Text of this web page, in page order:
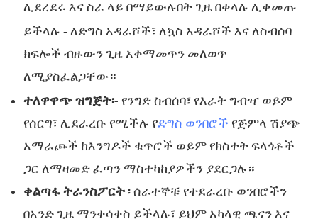
ሊደረደሩ እና ስራ ላይ በማይውሉበት ጊዜ በቀላሉ ሊቀመጡ
ይችላሉ - ለድግስ አዳራሾች፣ ለኳስ አዳራሾች እና ለስብሰባ
ክፍሎች ብዙውን ጊዜ አቀማመጥን መለወጥ
ለሚያስፈልጋቸው።
ተለዋዋጭ ዝግጅት፡- የንግድ ስብሰባ፣ የእራት ግብዣ ወይም
የሰርግ፣ ሊደራረቡ የሚችሉ የድግስ ወንበሮች የጅምላ ሽያጭ
አማራጮች ከእንግዶች ቁጥሮች ወይም የክስተት ፍላጎቶች
ጋር ለማዛመድ ፈጣን ማስተካከያዎችን ያደርጋሉ።
ቀልጣፋ ትራንስፖርት ፡ ሰራተኞቹ የተደራረቡ ወንበሮችን
በአንድ ጊዜ ማንቀሳቀስ ይችላሉ፣ ይህም አካላዊ ጫናን እና